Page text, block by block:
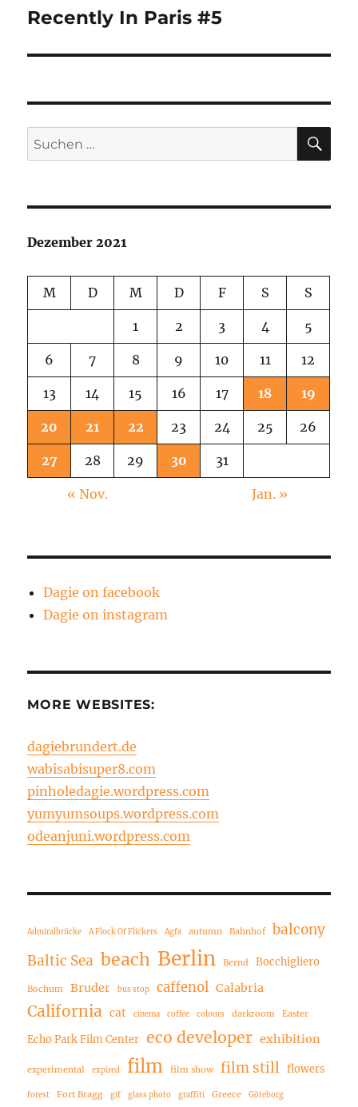
Nächster
Recently In Paris #5
Suchen
nach:
Dezember 2021
M D M D F S S
1 2 3 4 5
6 7 8 9 10 11 12
13 14 15 16 17 18 19
20 21 22 23 24 25 26
27 28 29 30 31
« Nov. Jan. »
Dagie on facebook
Dagie on instagram
MORE WEBSITES:
dagiebrundert.de
wabisabisuper8.com
pinholedagie.wordpress.com
yumyumsoups.wordpress.com
odeanjuni.wordpress.com
Admiralbrücke A Flock Of Flickers Agfa autumn Bahnhof
balcony
Baltic Sea beach Berlin Bernd Bocchigliero
Bochum Bruder bus stop caffenol Calabria
California cat cinema coffee colours darkroom Easter
Echo Park Film Center eco developer exhibition
experimental expired film film show film still flowers
forest Fort Bragg gif glass photo graffiti Greece Göteborg